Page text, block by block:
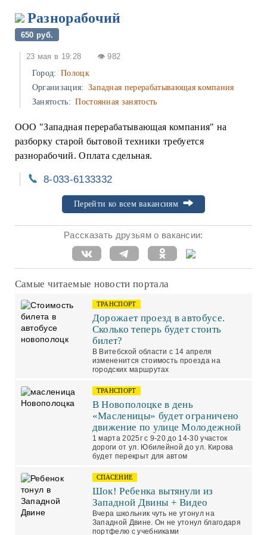
Разнорабочий
650 руб.
23 мая в 19:28 👁 982
Город: Полоцк
Организация: Западная перерабатывающая компания
Занятость: Постоянная занятость
ООО "Западная перерабатывающая компания" на
разборку старой бытовой техники требуется
разнорабочий. Оплата сдельная.
8-033-6133332
Перейти ко всем вакансиям
Рассказать друзьям о вакансии:
Самые читаемые новости портала
ТРАНСПОРТ
Дорожает проезд в автобусе.
Сколько теперь будет стоить
билет?
В Витебской области с 14 апреля
измененится стоимость проезда на
городских маршрутах
ТРАНСПОРТ
В Новополоцке в день
«Масленицы» будет ограничено
движение по улице Молодежной
1 марта 2025г с 9-20 до 14-30 участок
дороги от ул. Юбилейной до ул. Кирова
будет перекрыт для автом
СПАСЕНИЕ
Шок! Ребенка вытянули из
Западной Двины + Видео
Вчера школьник чуть не утонул на
Западной Двине. Он не утонул благодаря
портфелю с учебниками